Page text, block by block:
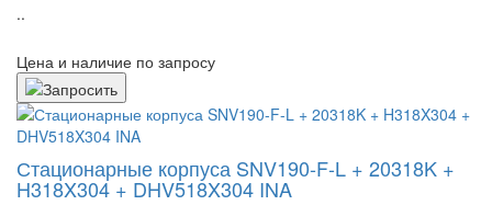
..
Цена и наличие по запросу
Стационарные корпуса SNV190-F-L + 20318K +
H318X304 + DHV518X304 INA